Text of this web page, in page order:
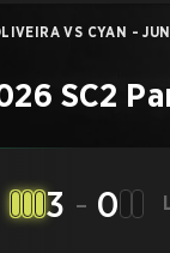
VS CYAN -
SC2
3 - 0